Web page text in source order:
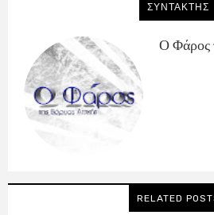
ΣΥΝΤΑΚΤΗΣ
Ο Φάρος
RELATED